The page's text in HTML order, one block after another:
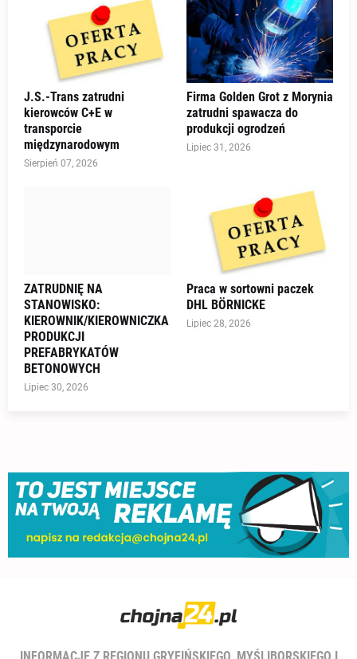
J.S.-Trans zatrudni
kierowców C+E w
transporcie
międzynarodowym
Sierpień 07, 2026
Firma Golden Grot z Morynia
zatrudni spawacza do
produkcji ogrodzeń
Lipiec 31, 2026
ZATRUDNIĘ NA
STANOWISKO:
KIEROWNIK/KIEROWNICZKA
PRODUKCJI
PREFABRYKATÓW
BETONOWYCH
Lipiec 30, 2026
Praca w sortowni paczek
DHL BÖRNICKE
Lipiec 28, 2026
INFORMACJE Z REGIONU GRYFIŃSKIEGO, MYŚLIBORSKIEGO I